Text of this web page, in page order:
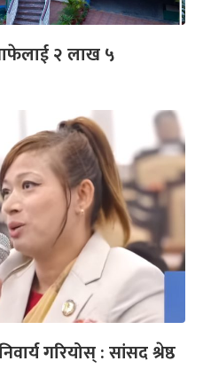
२ लाख ५
गरियोस् : सांसद श्रेष्ठ